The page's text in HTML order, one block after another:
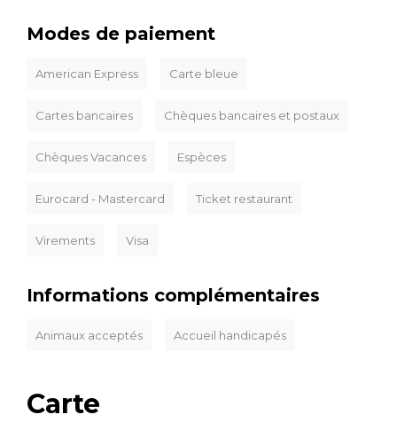
Modes de paiement
American Express Carte bleue
Cartes bancaires Chèques bancaires et postaux
Chèques Vacances Espèces
Eurocard - Mastercard Ticket restaurant
Virements Visa
Informations complémentaires
Animaux acceptés Accueil handicapés
Carte